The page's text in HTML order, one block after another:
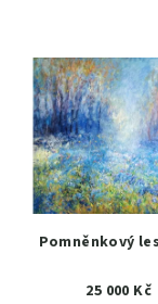
Pomněnkový les
25 000 Kč